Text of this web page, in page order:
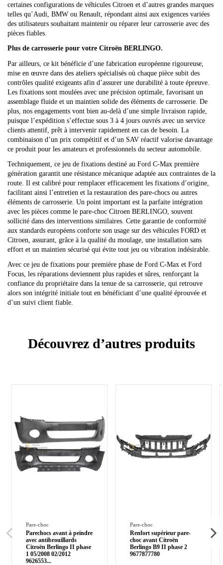
certaines configurations de véhicules Citroen et d’autres grandes marques
telles qu’Audi, BMW ou Renault, répondant ainsi aux exigences variées
des utilisateurs souhaitant maintenir ou réparer leur carrosserie avec des
pièces fiables.
Plus de carrosserie pour votre Citroën BERLINGO.
Par ailleurs, ce kit bénéficie d’une fabrication européenne rigoureuse,
mise en œuvre dans des ateliers spécialisés où chaque pièce subit des
contrôles qualité exigeants afin d’assurer une durabilité à toute épreuve.
Les fixations sont moulées avec une précision optimale, favorisant un
assemblage fluide et un maintien solide des éléments de carrosserie. De
plus, nos engagements vont bien au-delà d’une simple livraison rapide,
puisque l’expédition s’effectue sous 3 à 4 jours ouvrés avec un service
clients attentif, prêt à intervenir rapidement en cas de besoin. La
combinaison d’un prix compétitif et d’un SAV réactif valorise davantage
ce produit pour les amateurs et professionnels du secteur automobile.
Techniquement, ce jeu de fixations destiné au Ford C-Max première
génération garantit une résistance mécanique adaptée aux contraintes de la
route. Il est calibré pour remplacer efficacement les fixations d’origine,
facilitant ainsi l’entretien et la restauration des pare-chocs ou autres
éléments de carrosserie. Un point important est la parfaite intégration
avec les pièces comme le pare-choc Citroen BERLINGO, souvent
sollicité dans des interventions similaires. Cette garantie de conformité
aux standards européens conforte son usage sur des véhicules FORD et
Citroen, assurant, grâce à la qualité du moulage, une installation sans
effort et un maintien sécurisé qui évite tout jeu ou vibration indésirable.
Avec ce jeu de fixations pour première phase de Ford C-Max et Ford
Focus, les réparations deviennent plus rapides et sûres, renforçant la
confiance du propriétaire dans la tenue de sa carrosserie, qui retrouve
alors son intégrité initiale tout en bénéficiant d’une qualité éprouvée et
d’un suivi client fiable.
Découvrez d’autres produits
Pare-choc
Parechocs avant à peindre
avec antibrouillards
Citroën Berlingo II phase
1 05/2008 02/2012
9626553...
Pare-choc
Renfort supérieur pare-
choc avant Citroën
Berlingo B9 II phase 2
9677877780